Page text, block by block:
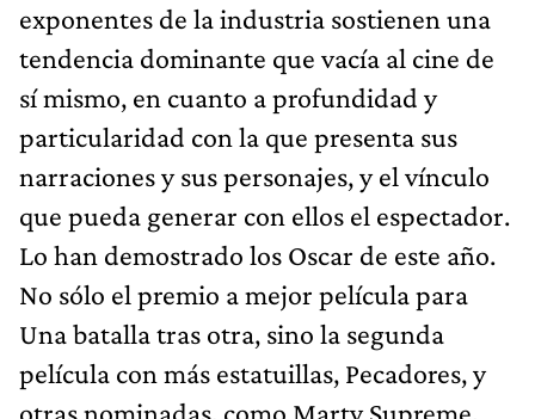
exponentes de la industria sostienen una
tendencia dominante que vacía al cine de
sí mismo, en cuanto a profundidad y
particularidad con la que presenta sus
narraciones y sus personajes, y el vínculo
que pueda generar con ellos el espectador.
Lo han demostrado los Oscar de este año.
No sólo el premio a mejor película para
Una batalla tras otra, sino la segunda
película con más estatuillas, Pecadores, y
otras nominadas, como Marty Supreme.